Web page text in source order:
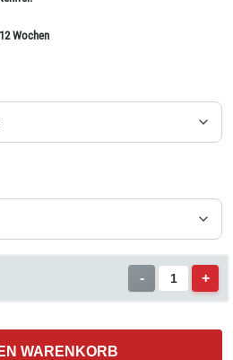
Wochen
- +
WARENKORB